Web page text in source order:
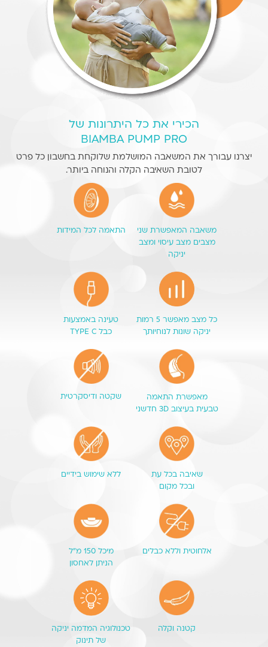
הכירי את כל היתרונות של
BIAMBA PUMP PRO
יצרנו עבורך את המשאבה המושלמת שלוקחת בחשבון כל פרט
לטובת השאיבה הקלה והנוחה ביותר.
משאבה המאפשרת שני
מצבים מצב עיסוי ומצב
יניקה
התאמה לכל המידות
כל מצב מאפשר 5 רמות
יניקה שונות לנוחיותך
טעינה באמצעות
כבל TYPE C
מאפשרת התאמה
טבעית בעיצוב 3D חדשני
שקטה ודיסקרטית
שאיבה בכל עת
ובכל מקום
ללא שימוש בידיים
אלחוטית וללא כבלים
מיכל 150 מ״ל
הניתן לאחסון
קטנה וקלה
טכנולוגיה המדמה יניקה
של תינוק